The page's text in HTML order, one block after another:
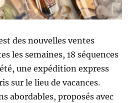
des nouvelles ventes
les semaines, 18 séquences
une expédition express
sur le lieu de vacances.
abordables, proposés avec